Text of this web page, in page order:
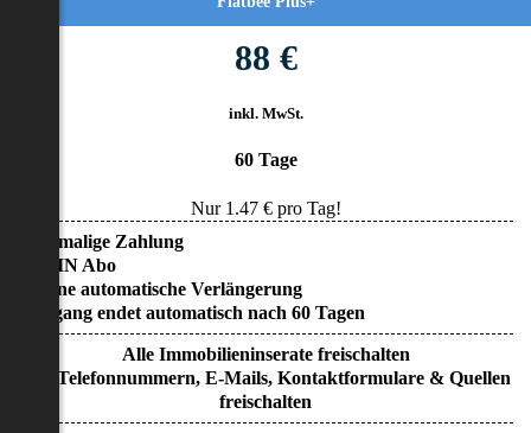
88 €
inkl. MwSt.
60 Tage
Nur 1.47€ pro Tag!
• Einmalige Zahlung
• KEIN Abo
• Keine automatische Verlängerung
• Zugang endet automatisch nach 60 Tagen
Alle Immobilieninserate freischalten
Alle Telefonnummern, E-Mails, Kontaktformulare & Quellen
freischalten